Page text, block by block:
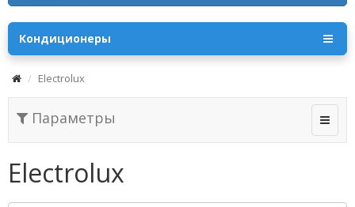
Кондиционеры
Electrolux
Параметры
Electrolux